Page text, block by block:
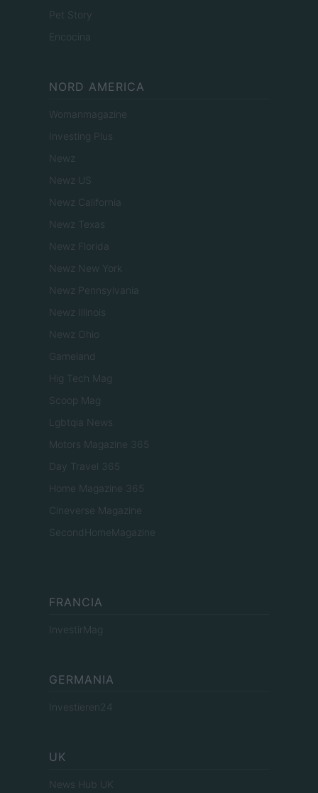
Pet Story
Encocina
NORD AMERICA
Womanmagazine
Investing Plus
Newz
Newz US
Newz California
Newz Texas
Newz Florida
Newz New York
Newz Pennsylvania
Newz Illinois
Newz Ohio
Gameland
Hig Tech Mag
Scoop Mag
Lgbtqia News
Motors Magazine 365
Day Travel 365
Home Magazine 365
Cineverse Magazine
SecondHomeMagazine
FRANCIA
InvestirMag
GERMANIA
Investieren24
UK
News Hub UK